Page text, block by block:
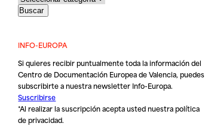
INFO-EUROPA
Si quieres recibir puntualmente toda la información del
Centro de Documentación Europea de Valencia, puedes
subscribirte a nuestra newsletter Info-Europa.
Suscribirse
*Al realizar la suscripción acepta usted nuestrapolítica
de privacidad.